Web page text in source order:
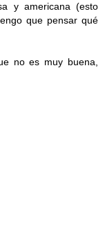
y americana (esto
que pensar qué
no es muy buena,